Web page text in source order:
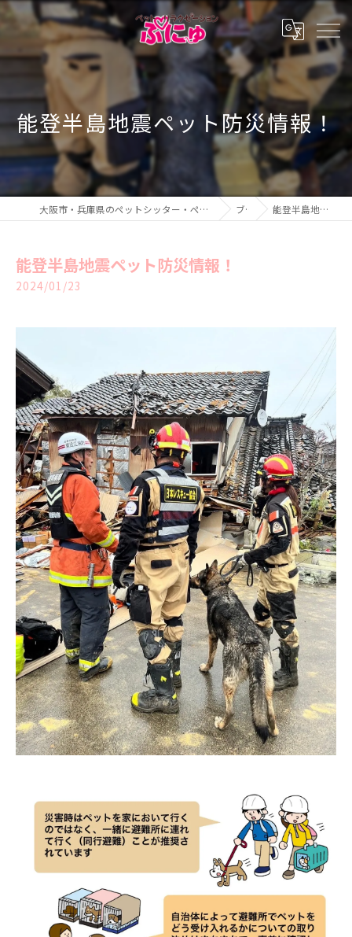
能登半島地震ペット防災情報！
大阪市・兵庫県のペットシッター・ペットホテル・ペットリラクゼーション ぷにゅ ブログ 能登半島地震ペット防災情報！
能登半島地震ペット防災情報！
2024/01/23